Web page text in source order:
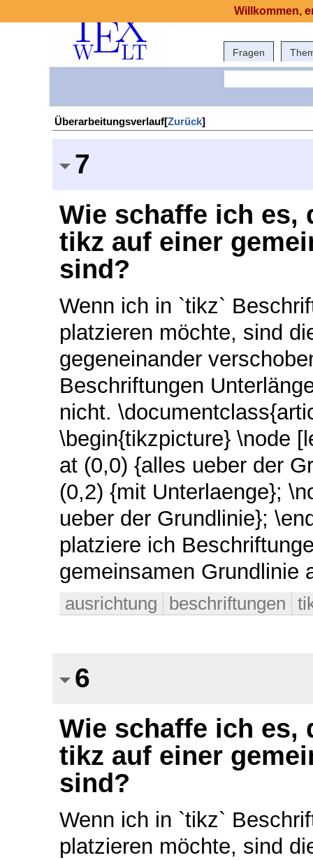
Fragen
Überarbeitungsverlauf[Zurück]
7
Wie schaffe ich es,
tikz auf einer
sind?
Wenn ich in `tikz`
platzieren möchte, sind
gegeneinander
Beschriftungen
nicht.
\begin{tikzpicture} \node
at (0,0) {alles ueber der
(0,2) {mit Unterlaenge};
ueber der Grundlinie};
platziere ich
gemeinsamen Grundlinie
ausrichtung beschriftungen
6
Wie schaffe ich es,
tikz auf einer
sind?
Wenn ich in `tikz`
platzieren möchte, sind
Willkommen,